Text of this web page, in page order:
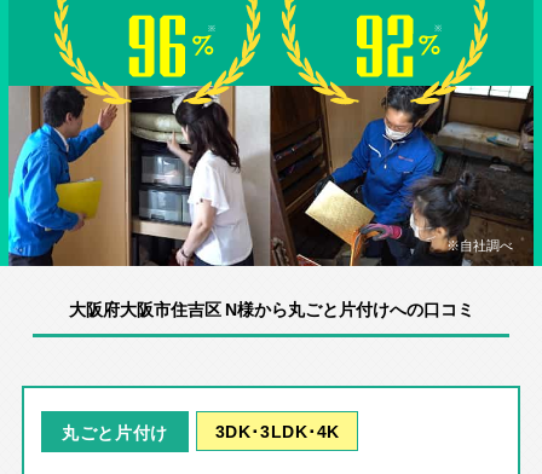
※自社調べ
大阪府大阪市住吉区 N様から丸ごと片付けへの口コミ
丸ごと片付け 3DK･3LDK･4K